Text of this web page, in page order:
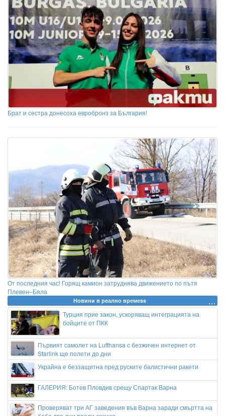
Брат и сестра донесоха евробронз за България!
От последния час! Горящ камион затруднява движението по пътя
Плевен–Бяла
Новини в реално времеss
Турция прие закон, ускоряващ интеграцията на
бойците от ПКК
Първият самолет на Lufthansa с безжичен интернет от
Starlink ще полети до дни
Украйна е беззащитна пред руските балистични ракети
ГАЛЕРИЯ: Ботев Пловдив срещу Спартак Варна
Проверяват три АГ заведения във Варна заради смъртта на